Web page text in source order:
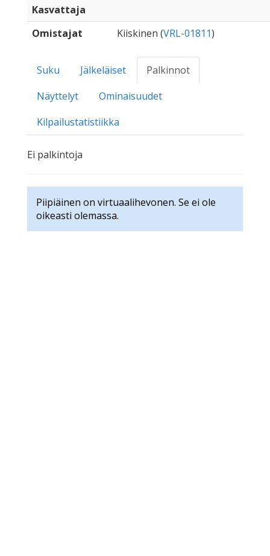
Kasvattaja
Omistajat
Kiiskinen (VRL-01811)
Suku Jälkeläiset
Palkinnot
Näyttelyt
Ominaisuudet
Kilpailustatistiikka
Ei palkintoja
Piipiäinen on virtuaalihevonen. Se ei ole
oikeasti olemassa.